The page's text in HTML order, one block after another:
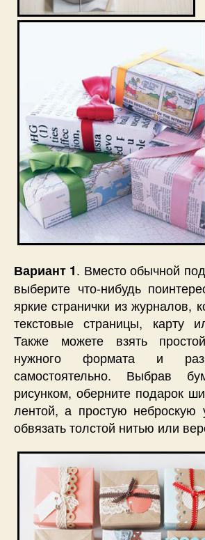
Вариант 1. Вместо обычной
выберите что-нибудь
яркие странички из журналов,
текстовые страницы, карту
Также можете взять
нужного формата и
самостоятельно. Выбрав
рисунком, оберните подарок
лентой, а простую неброскую
обвязать толстой нитью или